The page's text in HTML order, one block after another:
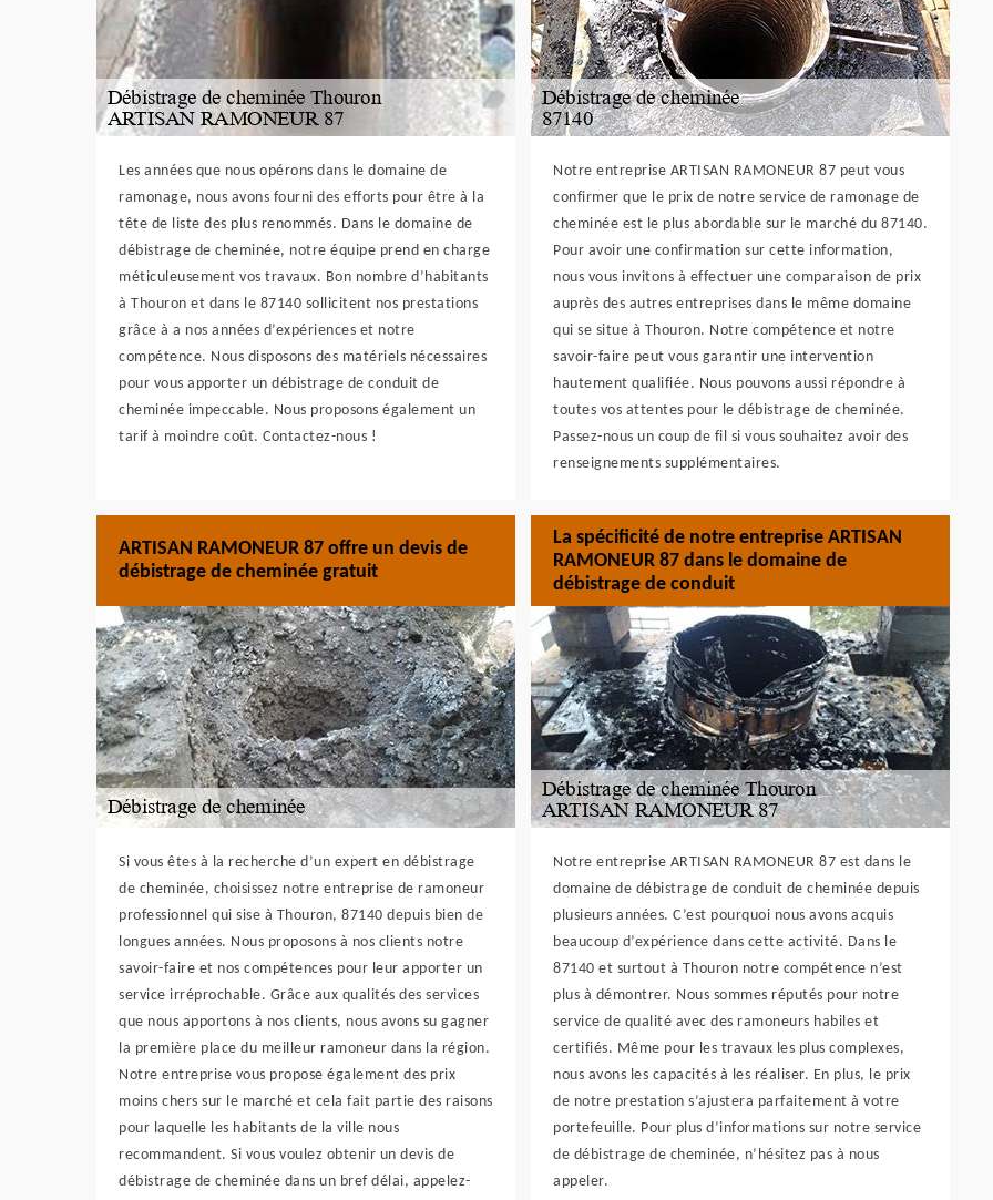
Les années que nous opérons dans le domaine de
ramonage, nous avons fourni des efforts pour être à la
tête de liste des plus renommés. Dans le domaine de
débistrage de cheminée, notre équipe prend en charge
méticuleusement vos travaux. Bon nombre d’habitants
à Thouron et dans le 87140 sollicitent nos prestations
grâce à a nos années d’expériences et notre
compétence. Nous disposons des matériels nécessaires
pour vous apporter un débistrage de conduit de
cheminée impeccable. Nous proposons également un
tarif à moindre coût. Contactez-nous !
Notre entreprise ARTISAN RAMONEUR 87 peut vous
confirmer que le prix de notre service de ramonage de
cheminée est le plus abordable sur le marché du 87140.
Pour avoir une confirmation sur cette information,
nous vous invitons à effectuer une comparaison de prix
auprès des autres entreprises dans le même domaine
qui se situe à Thouron. Notre compétence et notre
savoir-faire peut vous garantir une intervention
hautement qualifiée. Nous pouvons aussi répondre à
toutes vos attentes pour le débistrage de cheminée.
Passez-nous un coup de fil si vous souhaitez avoir des
renseignements supplémentaires.
ARTISAN RAMONEUR 87 offre un devis de
débistrage de cheminée gratuit
Si vous êtes à la recherche d’un expert en débistrage
de cheminée, choisissez notre entreprise de ramoneur
professionnel qui sise à Thouron, 87140 depuis bien de
longues années. Nous proposons à nos clients notre
savoir-faire et nos compétences pour leur apporter un
service irréprochable. Grâce aux qualités des services
que nous apportons à nos clients, nous avons su gagner
la première place du meilleur ramoneur dans la région.
Notre entreprise vous propose également des prix
moins chers sur le marché et cela fait partie des raisons
pour laquelle les habitants de la ville nous
recommandent. Si vous voulez obtenir un devis de
débistrage de cheminée dans un bref délai, appelez-
La spécificité de notre entreprise ARTISAN
RAMONEUR 87 dans le domaine de
débistrage de conduit
Notre entreprise ARTISAN RAMONEUR 87 est dans le
domaine de débistrage de conduit de cheminée depuis
plusieurs années. C’est pourquoi nous avons acquis
beaucoup d’expérience dans cette activité. Dans le
87140 et surtout à Thouron notre compétence n’est
plus à démontrer. Nous sommes réputés pour notre
service de qualité avec des ramoneurs habiles et
certifiés. Même pour les travaux les plus complexes,
nous avons les capacités à les réaliser. En plus, le prix
de notre prestation s’ajustera parfaitement à votre
portefeuille. Pour plus d’informations sur notre service
de débistrage de cheminée, n’hésitez pas à nous
appeler.